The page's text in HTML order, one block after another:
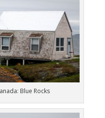
Blue Rocks